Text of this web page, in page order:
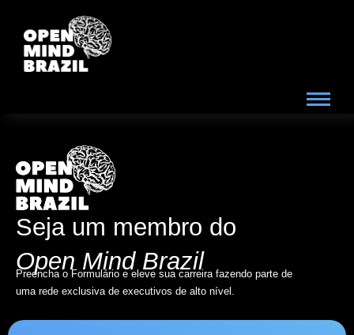
Seja um membro do
Open Mind Brazil
Preencha o Formulário e eleve sua carreira fazendo parte de
uma rede exclusiva de executivos de alto nível.